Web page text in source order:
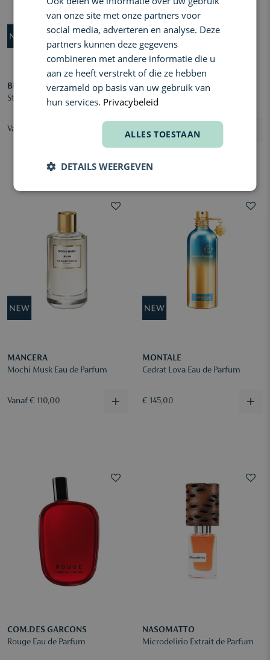
BDK PARFUMS
Stellar Silk Absolu de Parfum
Vanaf € 230,00
BDK PARFUMS
Silver Ceremony Absolu de
Vanaf € 230,00
MANCERA
Mochi Musk Eau de Parfum
Vanaf € 110,00
MONTALE
Cedrat Lova Eau de Parfum
€ 145,00
COM.DES GARCONS
Rouge Eau de Parfum
NASOMATTO
Microdelirio Extrait de Parfum
van onze site met onze partners voor
social media, adverteren en analyse. Deze
partners kunnen deze gegevens
combineren met andere informatie die u
aan ze heeft verstrekt of die ze hebben
verzameld op basis van uw gebruik van
hun services. Privacybeleid
ALLES TOESTAAN
DETAILS WEERGEVEN